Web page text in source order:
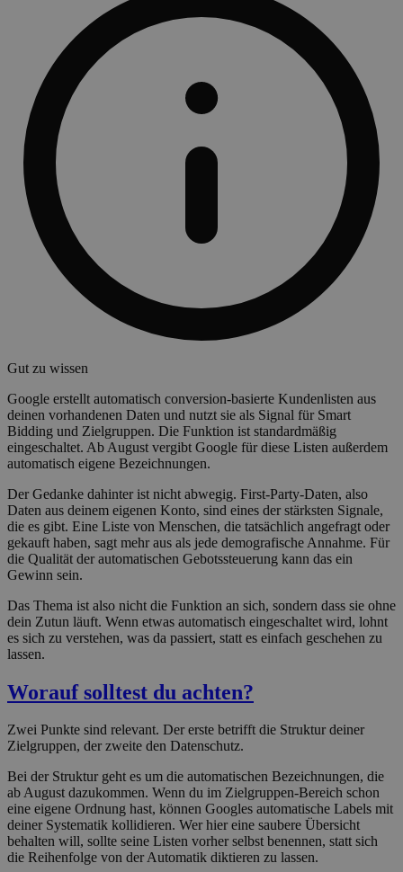
Gut zu wissen
Google erstellt automatisch conversion-basierte Kundenlisten aus
deinen vorhandenen Daten und nutzt sie als Signal für Smart
Bidding und Zielgruppen. Die Funktion ist standardmäßig
eingeschaltet. Ab August vergibt Google für diese Listen außerdem
automatisch eigene Bezeichnungen.
Der Gedanke dahinter ist nicht abwegig. First-Party-Daten, also
Daten aus deinem eigenen Konto, sind eines der stärksten Signale,
die es gibt. Eine Liste von Menschen, die tatsächlich angefragt oder
gekauft haben, sagt mehr aus als jede demografische Annahme. Für
die Qualität der automatischen Gebotssteuerung kann das ein
Gewinn sein.
Das Thema ist also nicht die Funktion an sich, sondern dass sie ohne
dein Zutun läuft. Wenn etwas automatisch eingeschaltet wird, lohnt
es sich zu verstehen, was da passiert, statt es einfach geschehen zu
lassen.
Worauf solltest du achten?
Zwei Punkte sind relevant. Der erste betrifft die Struktur deiner
Zielgruppen, der zweite den Datenschutz.
Bei der Struktur geht es um die automatischen Bezeichnungen, die
ab August dazukommen. Wenn du im Zielgruppen-Bereich schon
eine eigene Ordnung hast, können Googles automatische Labels mit
deiner Systematik kollidieren. Wer hier eine saubere Übersicht
behalten will, sollte seine Listen vorher selbst benennen, statt sich
die Reihenfolge von der Automatik diktieren zu lassen.